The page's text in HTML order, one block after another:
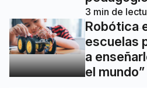
3 min de
Robótica
escuelas
a
el mundo”